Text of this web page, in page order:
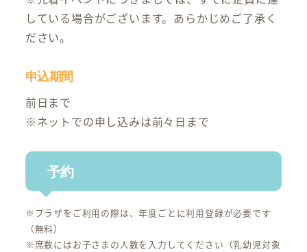
している場合がございます。あらかじめご了承く
ださい。
申込期間
前日まで
※ネットでの申し込みは前々日まで
予約
※プラザをご利用の際は、年度ごとに利用登録が必要です
（無料）
※席数にはお子さまの人数を入力してください（乳幼児対象